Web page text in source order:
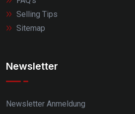
Selling Tips
Sitemap
Newsletter
Newsletter Anmeldung